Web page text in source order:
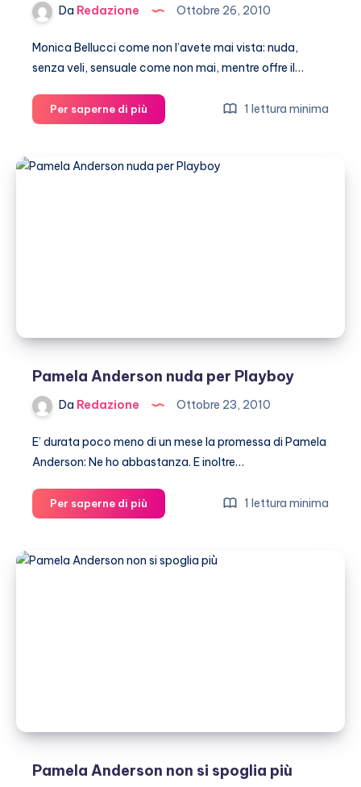
Da Redazione Ottobre 26, 2010
Monica Bellucci come non l’avete mai vista: nuda,
senza veli, sensuale come non mai, mentre offre il…
Per saperne di più
Bellucci
una
1 lettura minima
Pamela Anderson nuda per Playboy
Da Redazione Ottobre 23, 2010
E’ durata poco meno di un mese la promessa di Pamela
Anderson: Ne ho abbastanza. E inoltre…
Per saperne di più
Anderson
per
1 lettura minima
Pamela Anderson non si spoglia più